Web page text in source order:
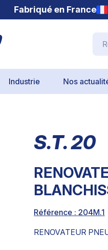
Fabriqué en France
Industrie Nos
S.T. 20
Référence : 204M.1
RENOVATEUR